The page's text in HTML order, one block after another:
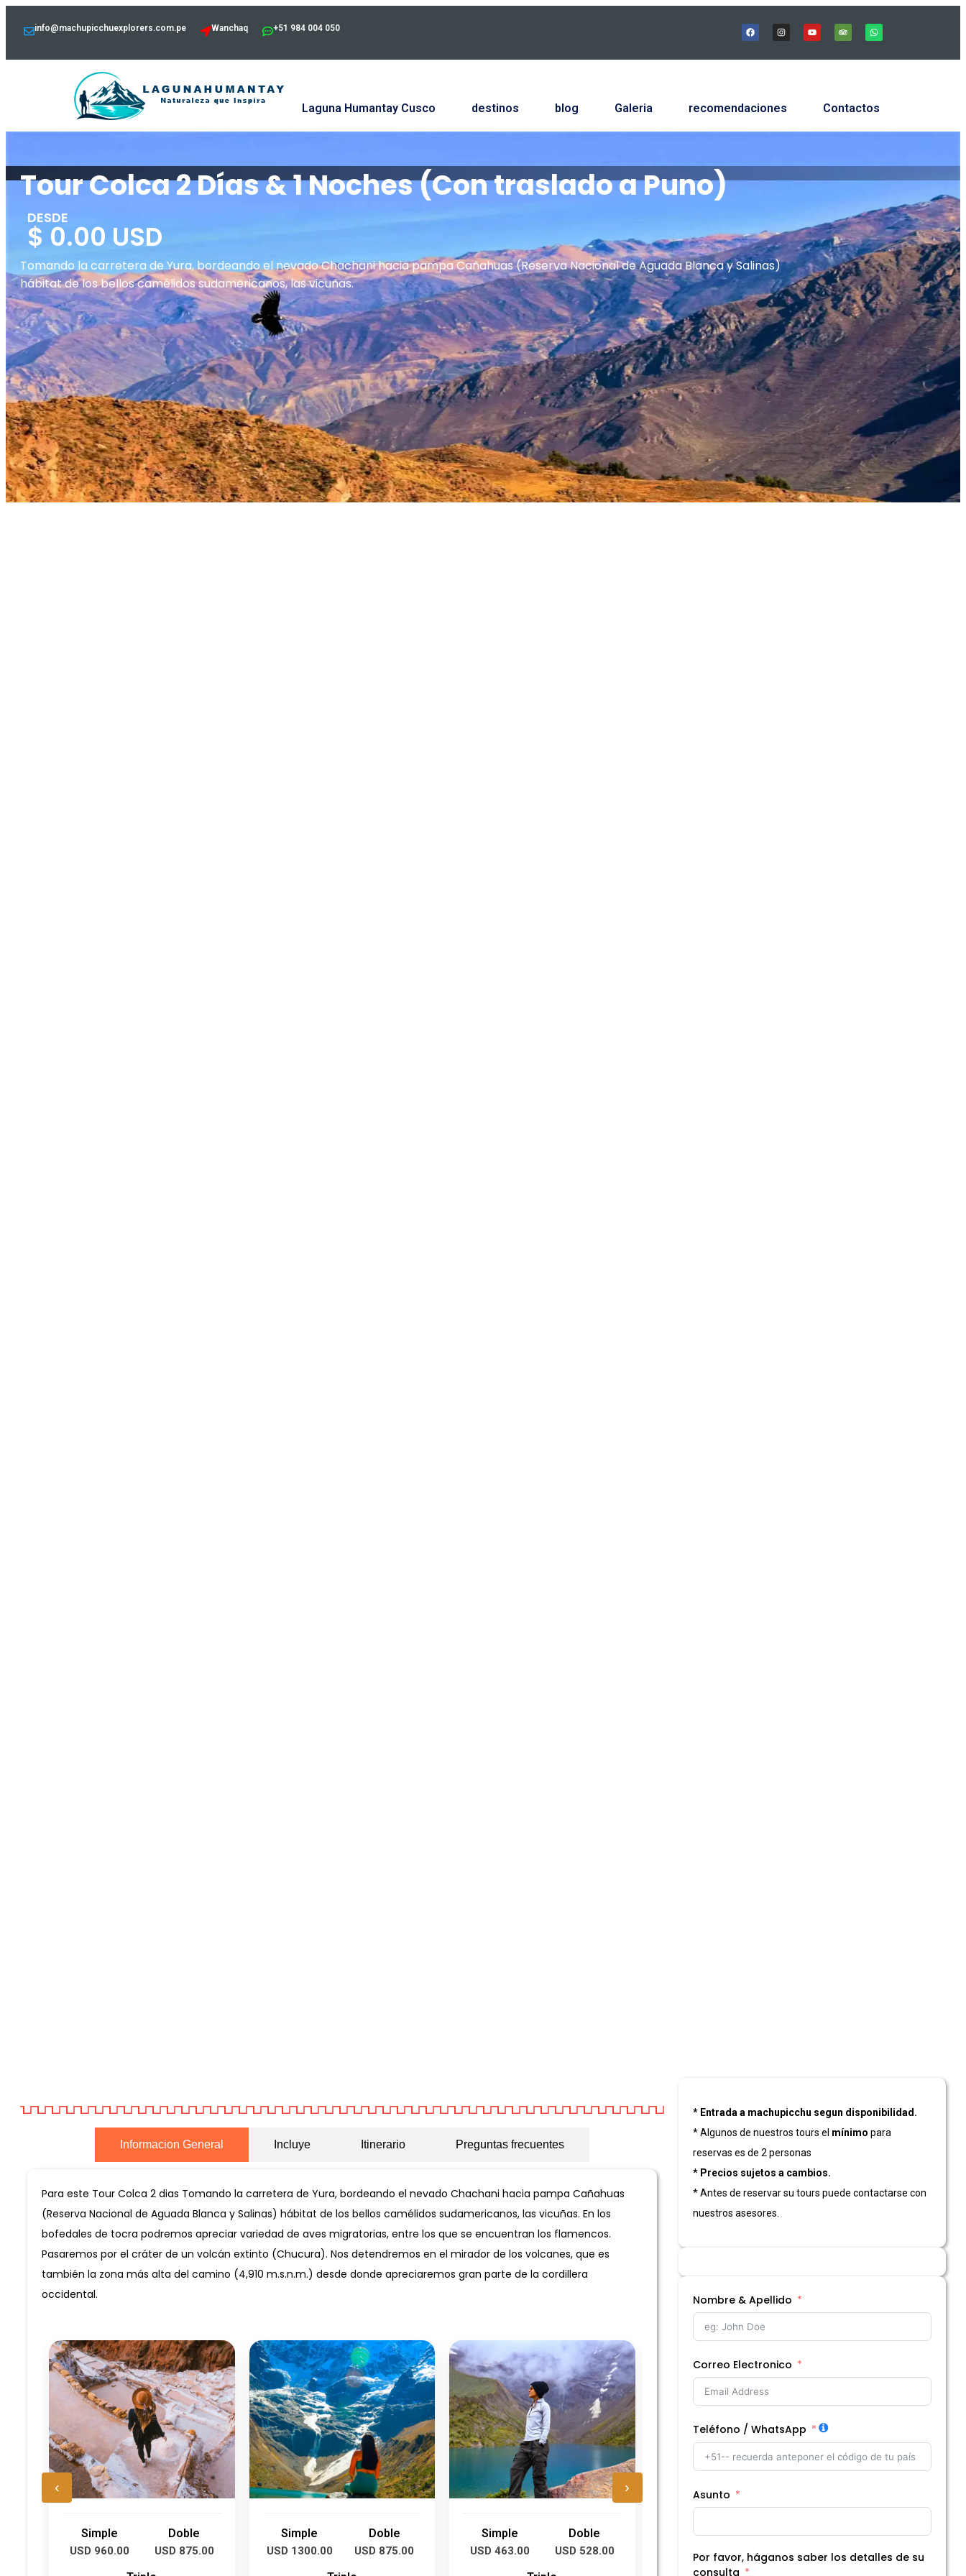
info@machupicchuexplorers.com.pe Wanchaq +51 984 004 050
Laguna Humantay Cusco destinos blog Galeria recomendaciones Contactos
Tour Colca 2 Días & 1 Noches (Con traslado a Puno)
DESDE
$ 0.00 USD
Tomando la carretera de Yura, bordeando el nevado Chachani hacia pampa Cañahuas (Reserva Nacional de Aguada Blanca y Salinas)
hábitat de los bellos camélidos sudamericanos, las vicuñas.
Informacion General Incluye Itinerario Preguntas frecuentes
Para este Tour Colca 2 dias Tomando la carretera de Yura, bordeando el nevado Chachani hacia pampa Cañahuas
(Reserva Nacional de Aguada Blanca y Salinas) hábitat de los bellos camélidos sudamericanos, las vicuñas. En los
bofedales de tocra podremos apreciar variedad de aves migratorias, entre los que se encuentran los flamencos.
Pasaremos por el cráter de un volcán extinto (Chucura). Nos detendremos en el mirador de los volcanes, que es
también la zona más alta del camino (4,910 m.s.n.m.) desde donde apreciaremos gran parte de la cordillera
occidental.
‹
Simple
USD 960.00
Doble
USD 875.00
Simple
USD 1300.00
Doble
USD 875.00
Simple
USD 463.00
Doble
USD 528.00
Simple
USD 960.00
Doble
USD 730.00
›
* Entrada a machupicchu segun disponibilidad.
* Algunos de nuestros tours el mínimo para
reservas es de 2 personas
* Precios sujetos a cambios.
* Antes de reservar su tours puede contactarse con
nuestros asesores.
Nombre & Apellido
Correo Electronico
Teléfono / WhatsApp
Asunto
Por favor, háganos saber los detalles de su
consulta